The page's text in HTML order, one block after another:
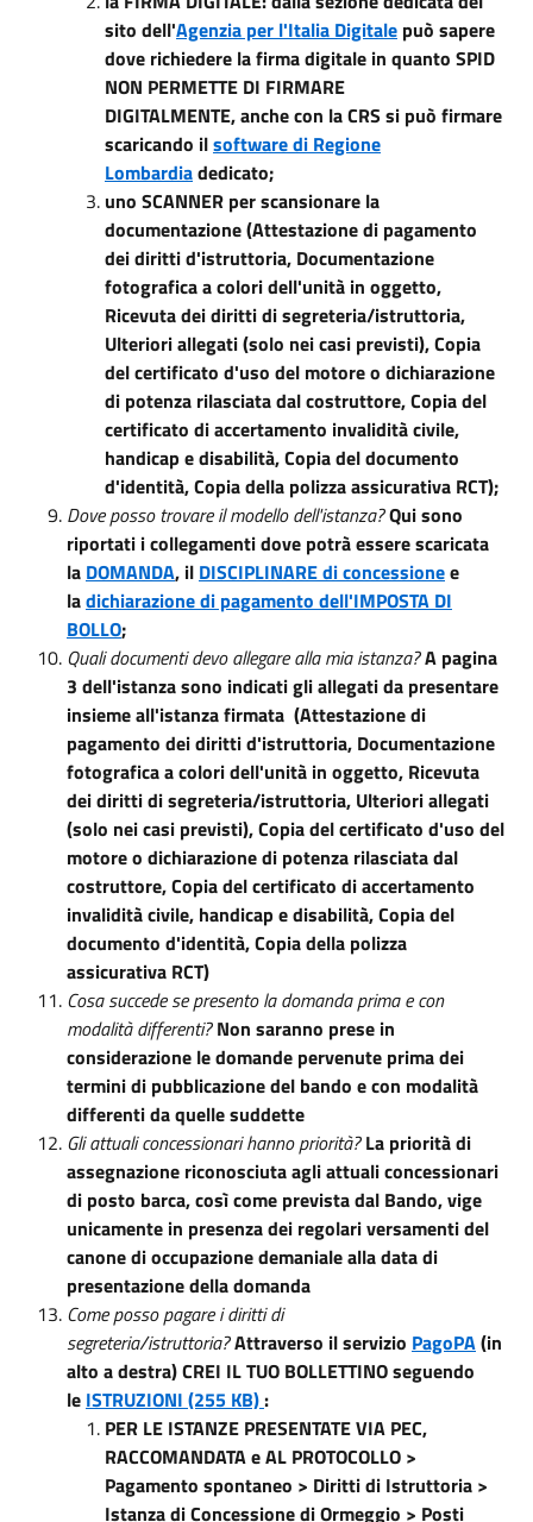
sito dell'Agenzia per l'Italia Digitale può sapere
dove richiedere la firma digitale in quanto SPID
NON PERMETTE DI FIRMARE
DIGITALMENTE, anche con la CRS si può firmare
scaricando ilsoftware di Regione
Lombardiadedicato;
uno SCANNER per scansionare la
documentazione (Attestazione di pagamento
dei diritti d'istruttoria, Documentazione
fotografica a colori dell'unità in oggetto,
Ricevuta dei diritti di segreteria/istruttoria,
Ulteriori allegati (solo nei casi previsti), Copia
del certificato d'uso del motore o dichiarazione
di potenza rilasciata dal costruttore, Copia del
certificato di accertamento invalidità civile,
handicap e disabilità, Copia del documento
d'identità, Copia della polizza assicurativa RCT);
Dove posso trovare il modello dell'istanza?Qui sono
riportati i collegamenti dove potrà essere scaricata
la DOMANDA, il DISCIPLINARE di concessionee
ladichiarazione di pagamento dell'IMPOSTA DI
BOLLO;
Quali documenti devo allegare alla mia istanza?A pagina
3 dell'istanza sono indicati gli allegati da presentare
insieme all'istanza firmata (Attestazione di
pagamento dei diritti d'istruttoria, Documentazione
fotografica a colori dell'unità in oggetto, Ricevuta
dei diritti di segreteria/istruttoria, Ulteriori allegati
(solo nei casi previsti), Copia del certificato d'uso del
motore o dichiarazione di potenza rilasciata dal
costruttore, Copia del certificato di accertamento
invalidità civile, handicap e disabilità, Copia del
documento d'identità, Copia della polizza
assicurativa RCT)
Cosa succede se presento la domanda prima e con
modalità differenti? Non saranno prese in
considerazione le domande pervenute prima dei
termini di pubblicazione del bando e con modalità
differenti da quelle suddette
Gli attuali concessionari hanno priorità? La priorità di
assegnazione riconosciuta agli attuali concessionari
di posto barca, così come prevista dal Bando, vige
unicamente in presenza dei regolari versamenti del
canone di occupazione demaniale alla data di
presentazione della domanda
Come posso pagare i diritti di
segreteria/istruttoria?Attraverso il servizio PagoPA(in
alto a destra) CREI IL TUO BOLLETTINO seguendo
le ISTRUZIONI (255 KB):
PER LE ISTANZE PRESENTATE VIA PEC,
RACCOMANDATA e AL PROTOCOLLO >
Pagamento spontaneo > Diritti di Istruttoria >
Istanza di Concessione di Ormeggio > Posti